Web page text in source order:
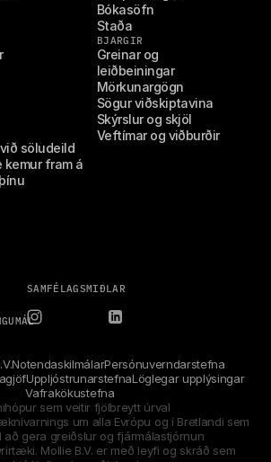
söludeild
fram á
Bókasöfn
Staða
BJARGIR
Greinar og
leiðbeiningar
Mörkunargögn
Sögur viðskiptavina
Skýrslur og skjöl
Veftímar og viðburðir
SAMFÉLAGSMIÐLAR
NotendaskilmálarPersónuverndarstefna
UppljóstrunarstefnaLöglegar upplýsingar
Vafrakökustefna
sem veitir fjölbreytt úrval
um alla Evrópu og í Bretlandi sem
að gera greiðslur og fjármálastjórnun
Mollie B.V. er með leyfi og skráð sem